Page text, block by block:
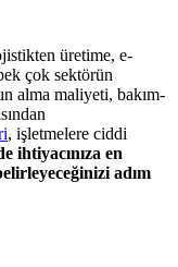
üretime, e-
çok sektörün
alma maliyeti, bakım-
, işletmelere ciddi
ihtiyacınıza en
adım